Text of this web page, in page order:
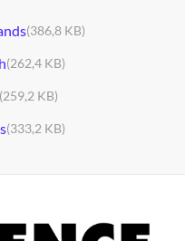
(386,8 KB)
(262,4 KB)
(259,2 KB)
(333,2 KB)